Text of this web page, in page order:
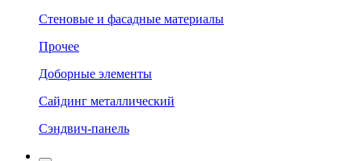
Стеновые и фасадные материалы
Прочее
Доборные элементы
Сайдинг металлический
Сэндвич-панель